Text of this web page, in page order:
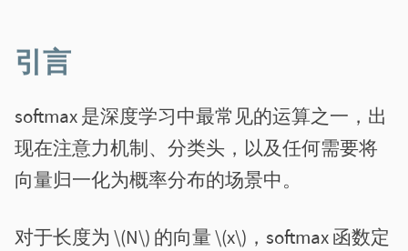
引言
softmax 是深度学习中最常见的运算之一，出
现在注意力机制、分类头，以及任何需要将
向量归一化为概率分布的场景中。
对于长度为 \(N\) 的向量 \(x\)，softmax 函数定